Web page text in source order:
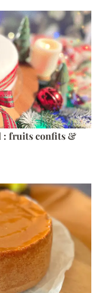
: fruits confits &